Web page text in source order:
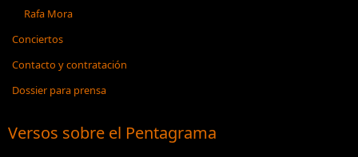
Rafa Mora
Conciertos
Contacto y contratación
Dossier para prensa
Versos sobre el Pentagrama